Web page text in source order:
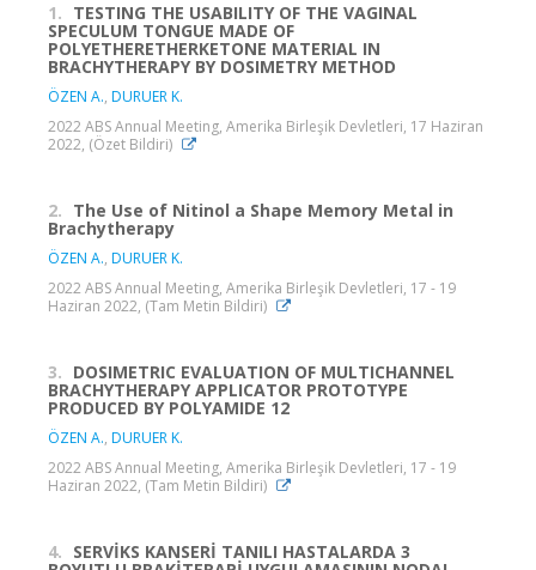
1. TESTING THE USABILITY OF THE VAGINAL
SPECULUM TONGUE MADE OF
POLYETHERETHERKETONE MATERIAL IN
BRACHYTHERAPY BY DOSIMETRY METHOD
ÖZEN A., DURUER K.
2022 ABS Annual Meeting, Amerika Birleşik Devletleri, 17 Haziran
2022, (Özet Bildiri)
2. The Use of Nitinol a Shape Memory Metal in
Brachytherapy
ÖZEN A., DURUER K.
2022 ABS Annual Meeting, Amerika Birleşik Devletleri, 17 - 19
Haziran 2022, (Tam Metin Bildiri)
3. DOSIMETRIC EVALUATION OF MULTICHANNEL
BRACHYTHERAPY APPLICATOR PROTOTYPE
PRODUCED BY POLYAMIDE 12
ÖZEN A., DURUER K.
2022 ABS Annual Meeting, Amerika Birleşik Devletleri, 17 - 19
Haziran 2022, (Tam Metin Bildiri)
4. SERVİKS KANSERİ TANILI HASTALARDA 3